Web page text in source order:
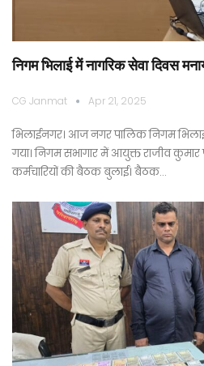
निगम भिलाई में नागरिक सेवा दिवस
CG Janmat Apr 21, 2025
भिलाईनगर। आज नगर पालिक निगम
गया। निगम सभागार में आयुक्त राजीव कुमार
कर्मचारियों की बैठक बुलाई। बैठक…